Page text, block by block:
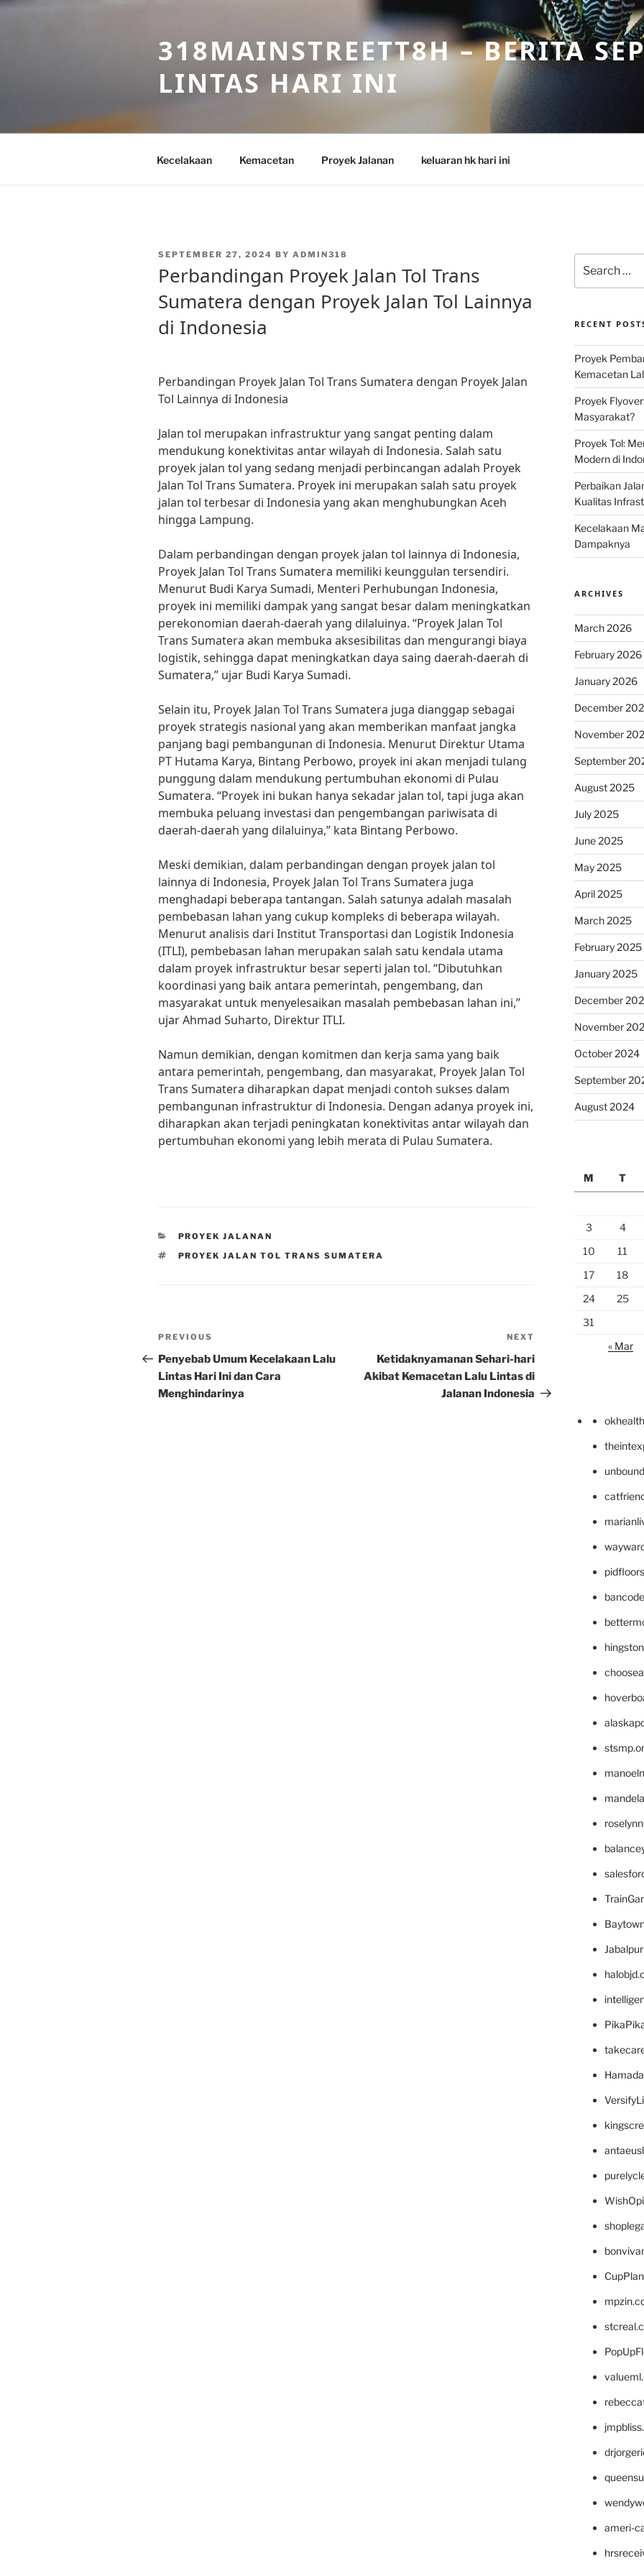
Skip
318MAINSTREETT8H – BERITA
LINTAS HARI INI
Kecelakaan Kemacetan Proyek Jalanan keluaran hk hari ini
POSTED
SEPTEMBER 27, 2024 BY ADMIN318
Perbandingan Proyek Jalan Tol Trans
Sumatera dengan Proyek Jalan Tol Lainnya
di Indonesia
Perbandingan Proyek Jalan Tol Trans Sumatera dengan Proyek Jalan
Tol Lainnya di Indonesia
Jalan tol merupakan infrastruktur yang sangat penting dalam
mendukung konektivitas antar wilayah di Indonesia. Salah satu
proyek jalan tol yang sedang menjadi perbincangan adalah Proyek
Jalan Tol Trans Sumatera. Proyek ini merupakan salah satu proyek
jalan tol terbesar di Indonesia yang akan menghubungkan Aceh
hingga Lampung.
Dalam perbandingan dengan proyek jalan tol lainnya di Indonesia,
Proyek Jalan Tol Trans Sumatera memiliki keunggulan tersendiri.
Menurut Budi Karya Sumadi, Menteri Perhubungan Indonesia,
proyek ini memiliki dampak yang sangat besar dalam meningkatkan
perekonomian daerah-daerah yang dilaluinya. “Proyek Jalan Tol
Trans Sumatera akan membuka aksesibilitas dan mengurangi biaya
logistik, sehingga dapat meningkatkan daya saing daerah-daerah di
Sumatera,” ujar Budi Karya Sumadi.
Selain itu, Proyek Jalan Tol Trans Sumatera juga dianggap sebagai
proyek strategis nasional yang akan memberikan manfaat jangka
panjang bagi pembangunan di Indonesia. Menurut Direktur Utama
PT Hutama Karya, Bintang Perbowo, proyek ini akan menjadi tulang
punggung dalam mendukung pertumbuhan ekonomi di Pulau
Sumatera. “Proyek ini bukan hanya sekadar jalan tol, tapi juga akan
membuka peluang investasi dan pengembangan pariwisata di
daerah-daerah yang dilaluinya,” kata Bintang Perbowo.
Meski demikian, dalam perbandingan dengan proyek jalan tol
lainnya di Indonesia, Proyek Jalan Tol Trans Sumatera juga
menghadapi beberapa tantangan. Salah satunya adalah masalah
pembebasan lahan yang cukup kompleks di beberapa wilayah.
Menurut analisis dari Institut Transportasi dan Logistik Indonesia
(ITLI), pembebasan lahan merupakan salah satu kendala utama
dalam proyek infrastruktur besar seperti jalan tol. “Dibutuhkan
koordinasi yang baik antara pemerintah, pengembang, dan
masyarakat untuk menyelesaikan masalah pembebasan lahan ini,”
ujar Ahmad Suharto, Direktur ITLI.
Namun demikian, dengan komitmen dan kerja sama yang baik
antara pemerintah, pengembang, dan masyarakat, Proyek Jalan Tol
Trans Sumatera diharapkan dapat menjadi contoh sukses dalam
pembangunan infrastruktur di Indonesia. Dengan adanya proyek ini,
diharapkan akan terjadi peningkatan konektivitas antar wilayah dan
pertumbuhan ekonomi yang lebih merata di Pulau Sumatera.
CATEGORIES
PROYEK JALANAN
TAGS
PROYEK JALAN TOL TRANS SUMATERA
Post
navigation
Previous
Post
PREVIOUS
Penyebab Umum Kecelakaan Lalu
Lintas Hari Ini dan Cara
Menghindarinya
Post
NEXT
Ketidaknyamanan Sehari-hari
Akibat Kemacetan Lalu Lintas di
Jalanan Indonesia
for:
RECENT
Proyek
Kemacetan
Proyek
Masyarakat?
Proyek Tol:
Modern di
Perbaikan
Kualitas
Kecelakaan
Dampaknya
ARCHIVES
March 2026
February 2026
January 2026
December
November
September
August 2025
July 2025
June 2025
May 2025
April 2025
March 2025
February 2025
January 2025
December
November
October 2024
September
August 2024
M
T
3
4
10
11
17
18
24
25
31
« Mar
ameri-